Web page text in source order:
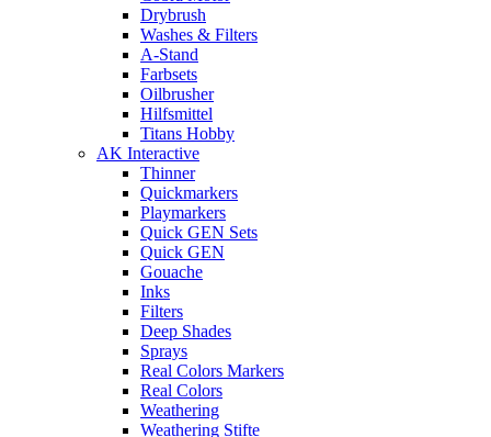
Drybrush
Washes & Filters
A-Stand
Farbsets
Oilbrusher
Hilfsmittel
Titans Hobby
AK Interactive
Thinner
Quickmarkers
Playmarkers
Quick GEN Sets
Quick GEN
Gouache
Inks
Filters
Deep Shades
Sprays
Real Colors Markers
Real Colors
Weathering
Weathering Stifte